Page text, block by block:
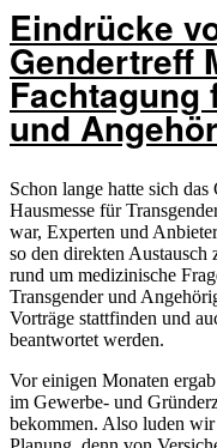
Eindrücke
Gendertreff
Fachtagung
und
Schon lange hatte sich
Hausmesse für
war, Experten und
so den direkten Austausch
rund um medizinische
Transgender und
Vorträge stattfinden und
beantwortet werden.
Vor einigen Monaten
im Gewerbe- und
bekommen. Also luden